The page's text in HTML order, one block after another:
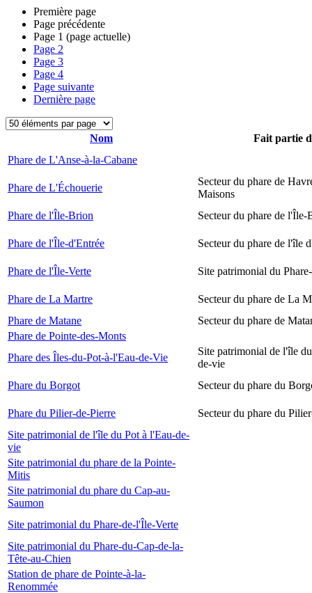
Première page
Page précédente
Page 1 (page actuelle)
Page 2
Page 3
Page 4
Page suivante
Dernière page
Nom
Fait partie
Phare de L'Anse-à-la-Cabane
Phare de L'Échouerie
Secteur du phare de
Maisons
Phare de l'Île-Brion
Secteur du phare de l'Île-
Phare de l'Île-d'Entrée Secteur du phare de l'île
Phare de l'Île-Verte Site patrimonial du
Phare de La Martre
Secteur du phare de La
Phare de Matane
Secteur du phare de
Phare de Pointe-des-Monts
Phare des Îles-du-Pot-à-l'Eau-de-Vie
Site patrimonial de l'île
de-vie
Phare du Borgot
Secteur du phare du
Phare du Pilier-de-Pierre
Secteur du phare du
Site patrimonial de l'île du Pot à l'Eau-de-
vie
Site patrimonial du phare de la Pointe-
Mitis
Site patrimonial du phare du Cap-au-
Saumon
Site patrimonial du Phare-de-l'Île-Verte
Site patrimonial du Phare-du-Cap-de-la-
Tête-au-Chien
Station de phare de Pointe-à-la-
Renommée